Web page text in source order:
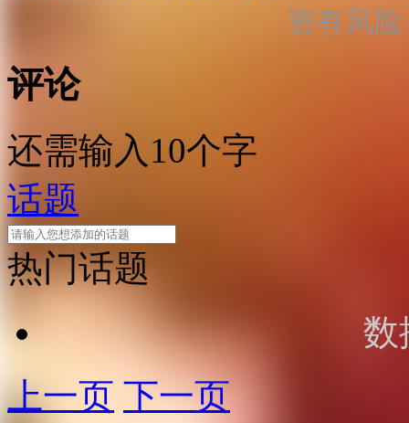
资有风
评论
还需输入10个字
话题
热门话题
数
上一页 下一页